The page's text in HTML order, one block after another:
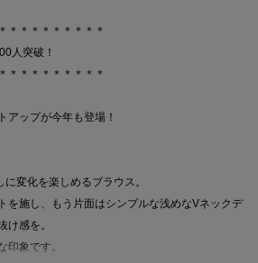
＊＊＊＊＊＊＊＊＊
人突破！
＊＊＊＊＊＊＊＊＊
アップが今年も登場！
変化を楽しめるブラウス。
を施し、もう片面はシンプルな浅めなVネックデ
け感を。
印象です。